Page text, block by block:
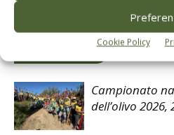
Cookie Policy
Campionato
dell’olivo